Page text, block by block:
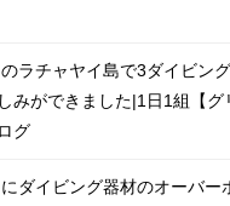
ラチャヤイ島で3ダイビン
みができました|1日1組【グ
グ
ダイビング器材のオーバー